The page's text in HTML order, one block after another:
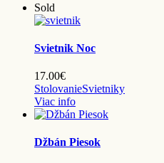
Sold
Svietnik Noc
17.00€
StolovanieSvietniky
Viac info
Džbán Piesok